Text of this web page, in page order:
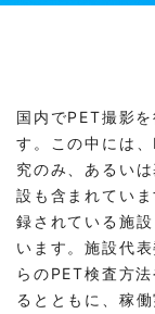
国内でPET撮影
す。この中には
究のみ、あるい
設も含まれてい
録されている施
います。施設代
らのPET検査方
るとともに、稼